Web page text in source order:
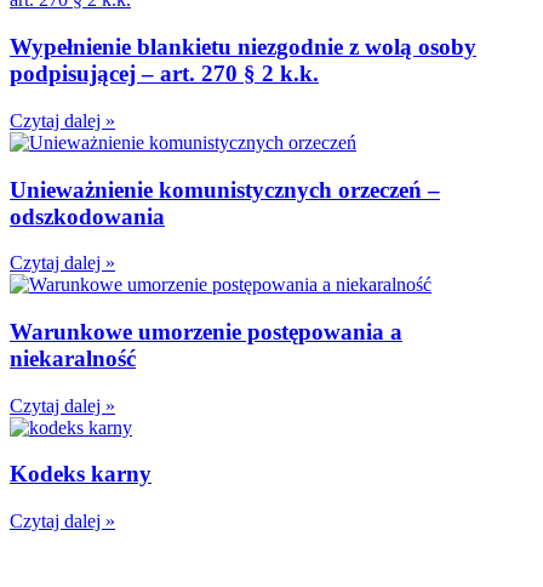
Wypełnienie blankietu niezgodnie z wolą osoby
podpisującej – art. 270 § 2 k.k.
Czytaj dalej »
Unieważnienie komunistycznych orzeczeń –
odszkodowania
Czytaj dalej »
Warunkowe umorzenie postępowania a
niekaralność
Czytaj dalej »
Kodeks karny
Czytaj dalej »